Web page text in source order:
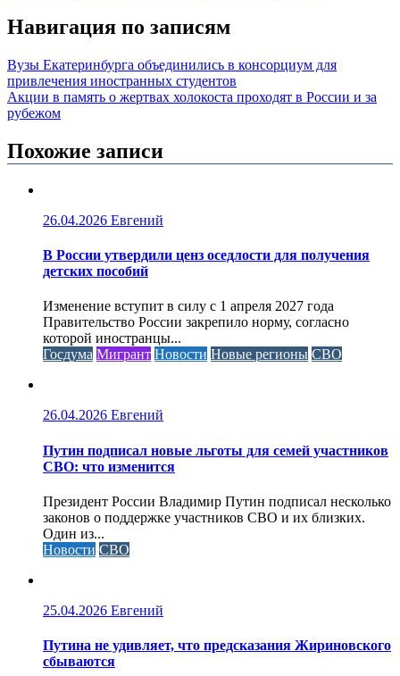
Навигация по записям
Вузы Екатеринбурга объединились в консорциум для
привлечения иностранных студентов
Акции в память о жертвах холокоста проходят в России и за
рубежом
Похожие записи
26.04.2026 Евгений
В России утвердили ценз оседлости для получения
детских пособий
Изменение вступит в силу с 1 апреля 2027 года
Правительство России закрепило норму, согласно
которой иностранцы...
Госдума Мигрант Новости Новые регионы СВО
26.04.2026 Евгений
Путин подписал новые льготы для семей участников
СВО: что изменится
Президент России Владимир Путин подписал несколько
законов о поддержке участников СВО и их близких.
Один из...
Новости СВО
25.04.2026 Евгений
Путина не удивляет, что предсказания Жириновского
сбываются